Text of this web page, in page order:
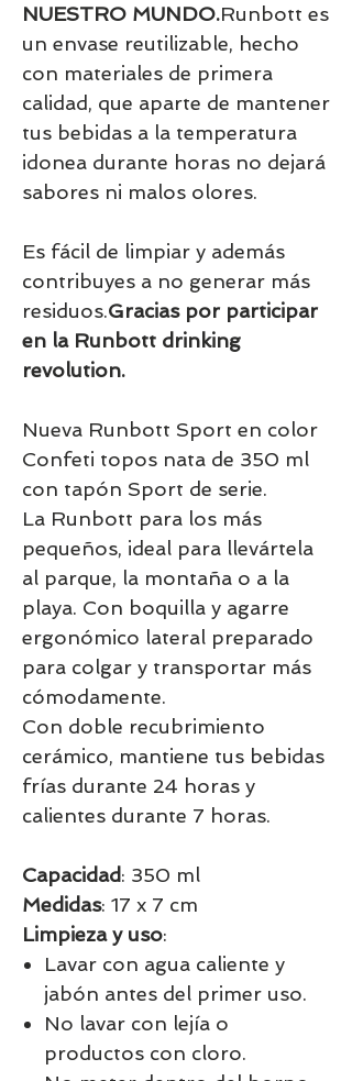
NUESTRO MUNDO.Runbott es
un envase reutilizable, hecho
con materiales de primera
calidad, que aparte de mantener
tus bebidas a la temperatura
idonea durante horas no dejará
sabores ni malos olores.
Es fácil de limpiar y además
contribuyes a no generar más
residuos.Gracias por participar
en la Runbott drinking
revolution.
Nueva Runbott Sport en color
Confeti topos nata de 350 ml
con tapón Sport de serie.
La Runbott para los más
pequeños, ideal para llevártela
al parque, la montaña o a la
playa. Con boquilla y agarre
ergonómico lateral preparado
para colgar y transportar más
cómodamente.
Con doble recubrimiento
cerámico, mantiene tus bebidas
frías durante 24 horas y
calientes durante 7 horas.
Capacidad: 350 ml
Medidas: 17 x 7 cm
Limpieza y uso:
Lavar con agua caliente y
jabón antes del primer uso.
No lavar con lejía o
productos con cloro.